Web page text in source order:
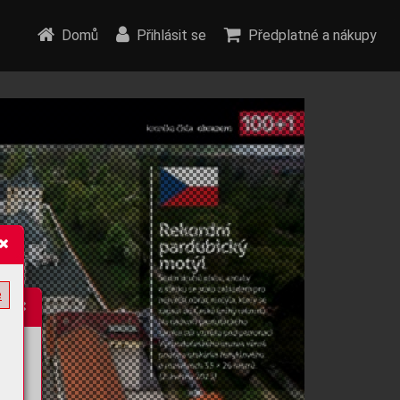
Domů Přihlásit se Předplatné a nákupy